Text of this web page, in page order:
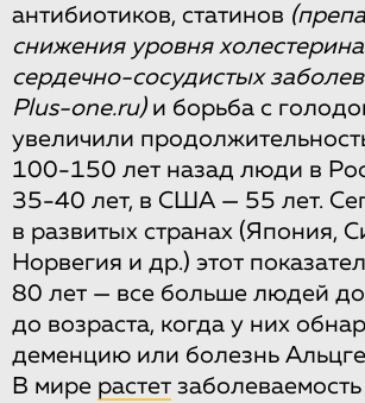
антибиотиков, статинов
снижения уровня
сердечно-сосудистых
Plus-one.ru)и борьба с
увеличили
100-150 лет назад люди в
35-40 лет, в США — 55 лет.
в развитых странах (Япония,
Норвегия и др.) этот
80 лет — все больше людей
до возраста, когда у них
деменцию или болезнь
В мире растет